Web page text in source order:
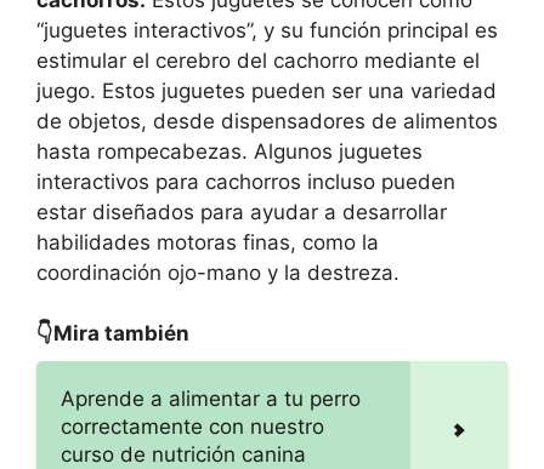
“juguetes interactivos”, y su función principal es
estimular el cerebro del cachorro mediante el
juego. Estos juguetes pueden ser una variedad
de objetos, desde dispensadores de alimentos
hasta rompecabezas. Algunos juguetes
interactivos para cachorros incluso pueden
estar diseñados para ayudar a desarrollar
habilidades motoras finas, como la
coordinación ojo-mano y la destreza.
👇Mira también
Aprende a alimentar a tu perro
correctamente con nuestro
curso de nutrición canina